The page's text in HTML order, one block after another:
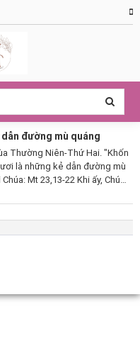
đường mù quáng
Thường Niên-Thứ Hai. "Khốn
là những kẻ dẫn đường mù
Mt 23,13-22 Khi ấy, Chúa
và biệt phái giả hình: vì...